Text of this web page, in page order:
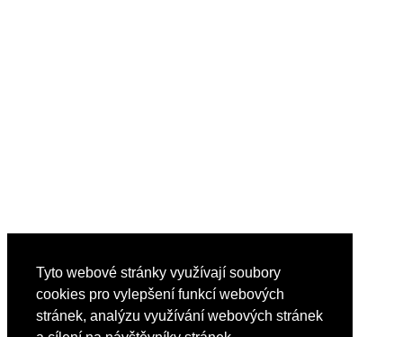
Tyto webové stránky využívají soubory
cookies pro vylepšení funkcí webových
stránek, analýzu využívání webových stránek